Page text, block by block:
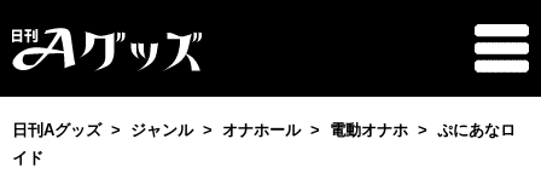
日刊Aグッズ ジャンル オナホール 電動オナホ
ぷにあなロ
イド